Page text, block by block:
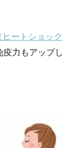
ヒートショック
疫力もアップし